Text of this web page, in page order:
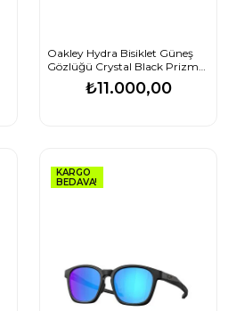
Oakley Hydra Bisiklet Güneş
Gözlüğü Crystal Black Prizm
₺11.000,00
KARGO
BEDAVA!